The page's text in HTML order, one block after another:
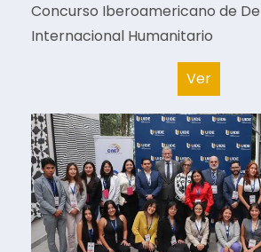
Concurso Iberoamericano de
Internacional Humanitario
Ver